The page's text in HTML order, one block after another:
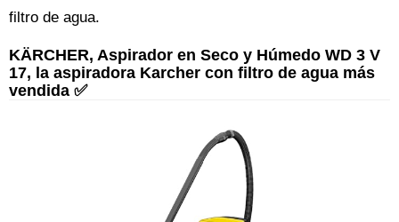
filtro de agua.
KÄRCHER, Aspirador en Seco y Húmedo WD 3 V
17, la aspiradora Karcher con filtro de agua más
vendida ✅